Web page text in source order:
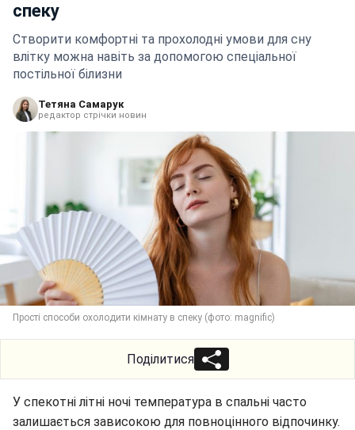
спеку
Створити комфортні та прохолодні умови для сну
влітку можна навіть за допомогою спеціальної
постільної білизни
Тетяна Самарук
редактор стрічки новин
Прості способи охолодити кімнату в спеку (фото: magnific)
Поділитися
У спекотні літні ночі температура в спальні часто
залишається зависокою для повноцінного відпочинку.